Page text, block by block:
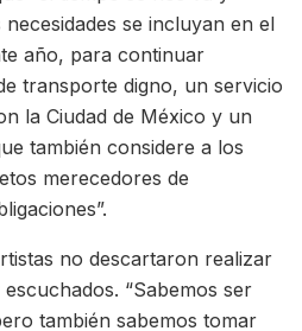
se incluyan en el
año, para continuar
transporte digno, un servicio
la Ciudad de México y un
también considere a los
merecedores de
no descartaron realizar
“Sabemos ser
también sabemos tomar